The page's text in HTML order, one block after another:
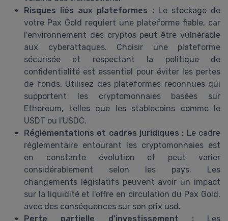
Risques liés aux plateformes : Le stockage de
votre Pax Gold requiert une plateforme fiable, car
l'environnement des cryptos peut être vulnérable
aux cyberattaques. Choisir une plateforme
sécurisée et respectant la politique de
confidentialité est essentiel pour éviter les pertes
de fonds. Utilisez des plateformes reconnues qui
supportent les cryptomonnaies basées sur
Ethereum, telles que les stablecoins comme le
USDT ou l'USDC.
Réglementations et cadres juridiques : Le cadre
réglementaire entourant les cryptomonnaies est
en constante évolution et peut varier
considérablement selon les pays. Les
changements législatifs peuvent avoir un impact
sur la liquidité et l'offre en circulation du Pax Gold,
avec des conséquences sur son prix usd.
Perte partielle d'investissement : Les